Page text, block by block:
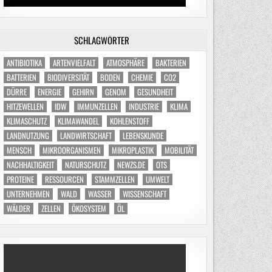
SCHLAGWÖRTER
ANTIBIOTIKA ARTENVIELFALT ATMOSPHÄRE
BAKTERIEN
BATTERIEN
BIODIVERSITÄT BODEN CHEMIE
CO2
DÜRRE
ENERGIE GEHIRN GENOM
GESUNDHEIT
HITZEWELLEN
IDW IMMUNZELLEN INDUSTRIE
KLIMA
KLIMASCHUTZ
KLIMAWANDEL
KOHLENSTOFF
LANDNUTZUNG
LANDWIRTSCHAFT
LEBENSKUNDE
MENSCH
MIKROORGANISMEN MIKROPLASTIK
MOBILITÄT
NACHHALTIGKEIT
NATURSCHUTZ NEWZS.DE
OTS
PROTEINE
RESSOURCEN STAMMZELLEN
UMWELT
UNTERNEHMEN
WALD WASSER
WISSENSCHAFT
WÄLDER
ZELLEN ÖKOSYSTEM ÖL